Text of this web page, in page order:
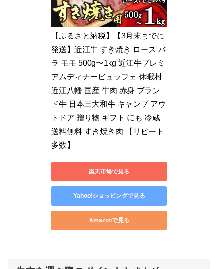
【ふるさと納税】【3月末までに
発送】近江牛 すき焼き ロース バ
ラ モモ 500g〜1kg 近江牛プレミ
アムディナービュッフェ 休暇村
近江八幡 国産 牛肉 赤身 ブラン
ド牛 日本三大和牛 キャンプ アウ
トドア 贈り物 ギフト にも 冷蔵
送料無料 すき焼き肉 【リピート
多数】
楽天市場で見る
Yahoo!ショッピングで見る
Amazonで見る